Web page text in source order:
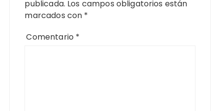
publicada. Los campos obligatorios están
marcados con *
Comentario *